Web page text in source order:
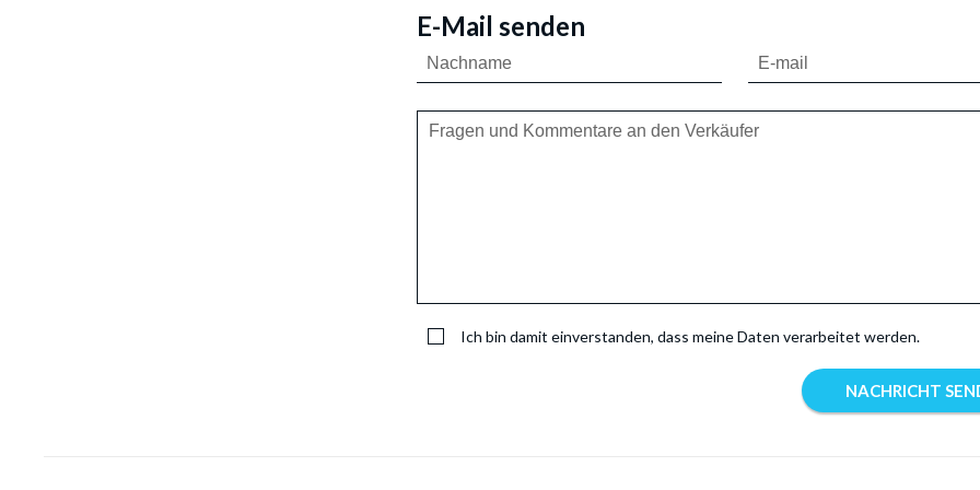
E-Mail senden
Ich bin damit einverstanden, dass meine Daten verarbeitet werden.
NACHRICHT